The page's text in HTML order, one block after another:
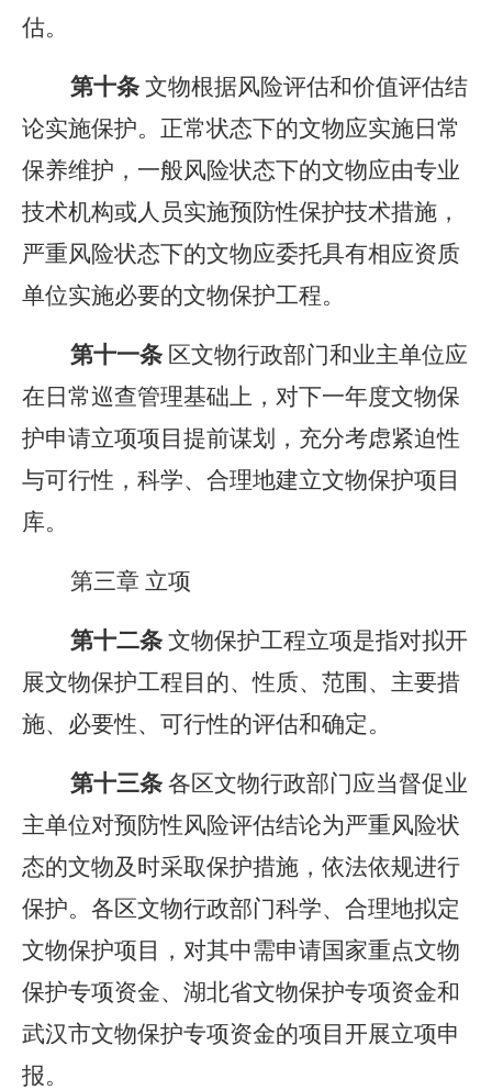
估。
第十条 文物根据风险评估和价值评估结
论实施保护。正常状态下的文物应实施日常
保养维护，一般风险状态下的文物应由专业
技术机构或人员实施预防性保护技术措施，
严重风险状态下的文物应委托具有相应资质
单位实施必要的文物保护工程。
第十一条 区文物行政部门和业主单位应
在日常巡查管理基础上，对下一年度文物保
护申请立项项目提前谋划，充分考虑紧迫性
与可行性，科学、合理地建立文物保护项目
库。
第三章 立项
第十二条 文物保护工程立项是指对拟开
展文物保护工程目的、性质、范围、主要措
施、必要性、可行性的评估和确定。
第十三条 各区文物行政部门应当督促业
主单位对预防性风险评估结论为严重风险状
态的文物及时采取保护措施，依法依规进行
保护。各区文物行政部门科学、合理地拟定
文物保护项目，对其中需申请国家重点文物
保护专项资金、湖北省文物保护专项资金和
武汉市文物保护专项资金的项目开展立项申
报。